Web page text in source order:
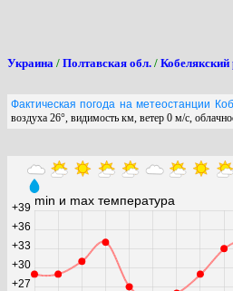
Украина / Полтавская обл. / Кобелякский
Фактическая погода на метеостанции
воздуха 26°, видимость км, ветер 0 м/с,
min и max температура
+27
+30
+33
+36
+39